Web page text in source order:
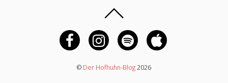
© Der Hofhuhn-Blog2026